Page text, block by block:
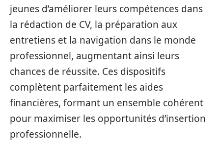
jeunes d’améliorer leurs compétences dans
la rédaction de CV, la préparation aux
entretiens et la navigation dans le monde
professionnel, augmentant ainsi leurs
chances de réussite. Ces dispositifs
complètent parfaitement les aides
financières, formant un ensemble cohérent
pour maximiser les opportunités d’insertion
professionnelle.